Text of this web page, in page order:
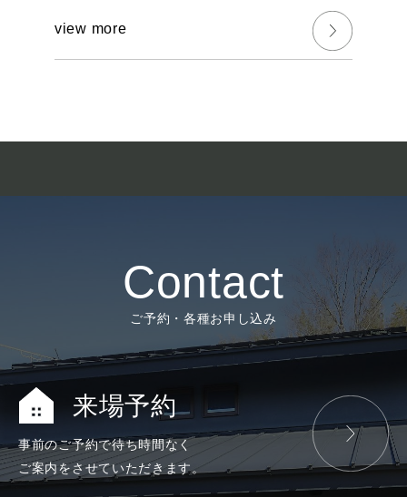
view more
Contact
ご予約・各種お申し込み
来場予約
事前のご予約で待ち時間なく
ご案内をさせていただきます。